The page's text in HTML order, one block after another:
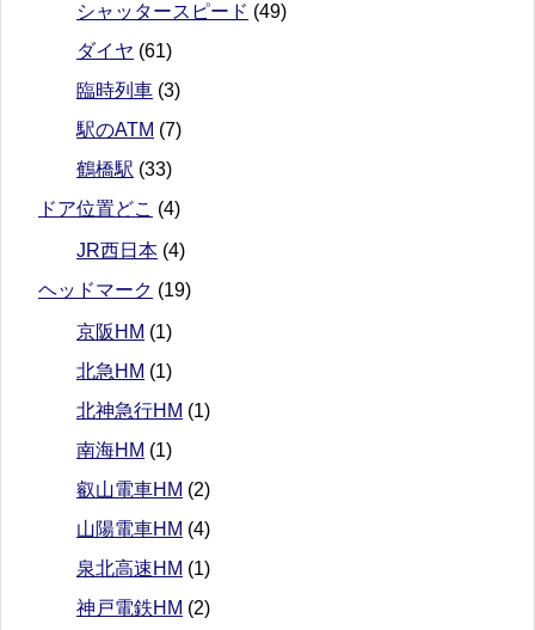
シャッタースピード (49)
ダイヤ (61)
臨時列車 (3)
駅のATM (7)
鶴橋駅 (33)
ドア位置どこ (4)
JR西日本 (4)
ヘッドマーク (19)
京阪HM (1)
北急HM (1)
北神急行HM (1)
南海HM (1)
叡山電車HM (2)
山陽電車HM (4)
泉北高速HM (1)
神戸電鉄HM (2)